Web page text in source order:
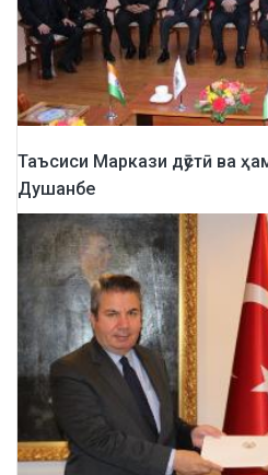
Таъсиси Маркази дӯстӣ ва
Душанбе